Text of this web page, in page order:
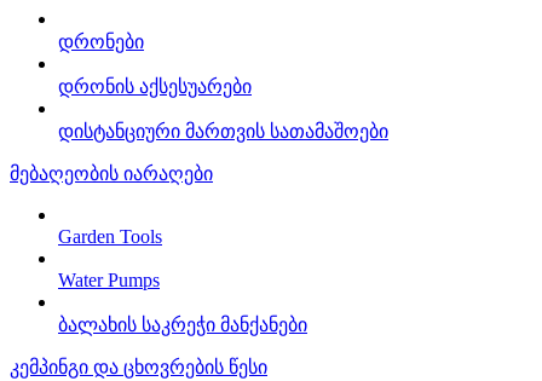
დრონები
დრონის აქსესუარები
დისტანციური მართვის სათამაშოები
მებაღეობის იარაღები
Garden Tools
Water Pumps
ბალახის საკრეჭი მანქანები
კემპინგი და ცხოვრების წესი